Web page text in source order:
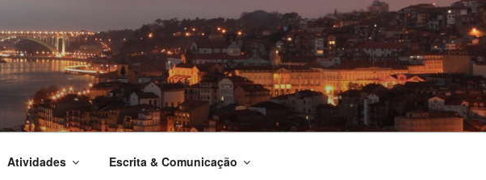
Atividades Escrita & Comunicação